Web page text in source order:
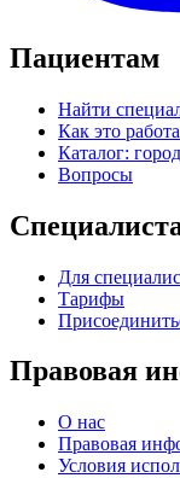
Пациентам
Найти
Как это
Каталог:
Вопросы
Для
Тарифы
Правовая
О нас
Правовая
Условия